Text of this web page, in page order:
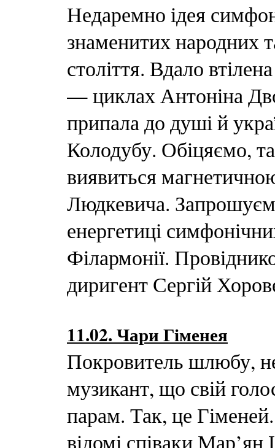
Недаремно ідея
знаменитих народних
століття. Вдало
— циклах Антоніна
припала до душі й
Колодубу. Обіцяємо,
виявиться
Людкевича.
енергетиці
Філармонії.
диригент Сергій
11.02. Чари Гіменея
Покровитель шлюбу,
музикант, що свій
парам. Так, це
відомі співаки